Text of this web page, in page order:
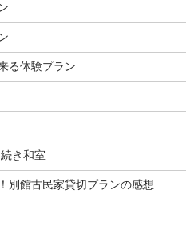
る体験プラン
き和室
別館古民家貸切プランの感想